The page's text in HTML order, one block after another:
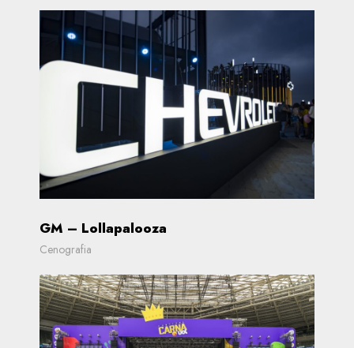
GM – Lollapalooza
Cenografia